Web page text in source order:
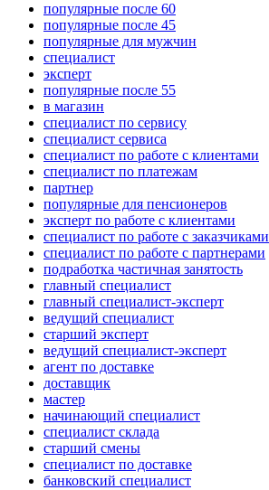
популярные после 60
популярные после 45
популярные для мужчин
специалист
эксперт
популярные после 55
в магазин
специалист по сервису
специалист сервиса
специалист по работе с клиентами
специалист по платежам
партнер
популярные для пенсионеров
эксперт по работе с клиентами
специалист по работе с заказчиками
специалист по работе с партнерами
подработка частичная занятость
главный специалист
главный специалист-эксперт
ведущий специалист
старший эксперт
ведущий специалист-эксперт
агент по доставке
доставщик
мастер
начинающий специалист
специалист склада
старший смены
специалист по доставке
банковский специалист